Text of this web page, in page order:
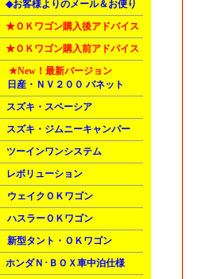
◆お客様よりのメール＆お便り
★ＯＫワゴン購入後アドバイス
★ＯＫワゴン購入前アドバイス
★New！ 最新バージョン
日産・ＮＶ２００ バネット
スズキ・スペーシア
スズキ・ジムニーキャンパー
ツーインワンシステム
レボリューション
ウェイクＯＫワゴン
DハスラーＯＫワゴン
新型タント・ＯＫワゴン
ホンダＮ･ＢＯＸ車中泊仕様